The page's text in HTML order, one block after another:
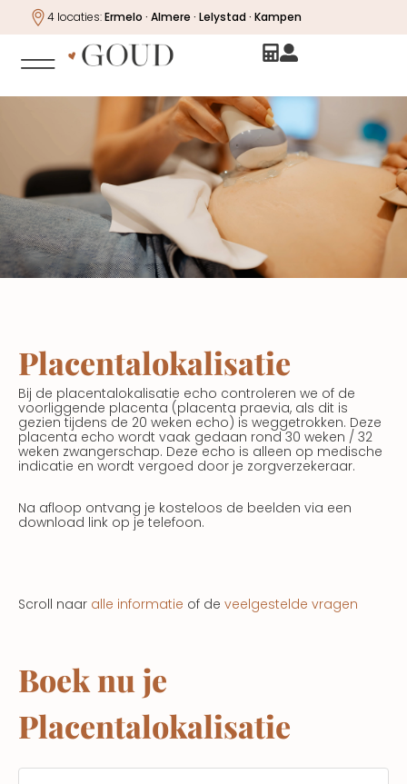
4 locaties:Ermelo · Almere · Lelystad · Kampen
Placentalokalisatie
Bij de placentalokalisatie echo controleren we of de
voorliggende placenta (placenta praevia, als dit is
gezien tijdens de 20 weken echo) is weggetrokken. Deze
placenta echo wordt vaak gedaan rond 30 weken / 32
weken zwangerschap. Deze echo is alleen op medische
indicatie en wordt vergoed door je zorgverzekeraar.
Na afloop ontvang je kosteloos de beelden via een
download link op je telefoon.
Scroll naar alle informatie of de veelgestelde vragen
Boek nu je
Placentalokalisatie